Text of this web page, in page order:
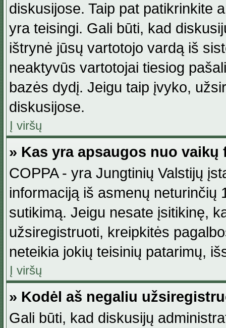
diskusijose. Taip pat patikrinkite
yra teisingi. Gali būti, kad
ištrynė jūsų vartotojo vardą iš
neaktyvūs vartotojai tiesiog
bazės dydį. Jeigu taip įvyko,
diskusijose.
Į viršų
» Kas yra apsaugos nuo vaikų
COPPA - yra Jungtinių Valstijų
informaciją iš asmenų neturinčių
sutikimą. Jeigu nesate įsitikinę,
užsiregistruoti, kreipkitės
neteikia jokių teisinių patarimų,
Į viršų
» Kodėl aš negaliu
Gali būti, kad diskusijų